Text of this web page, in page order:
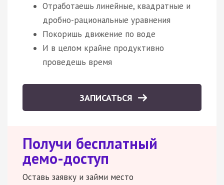
Отработаешь линейные, квадратные и
дробно-рациональные уравнения
Покоришь движение по воде
И в целом крайне продуктивно
проведешь время
ЗАПИСАТЬСЯ
Получи бесплатный
демо-доступ
Оставь заявку и займи место